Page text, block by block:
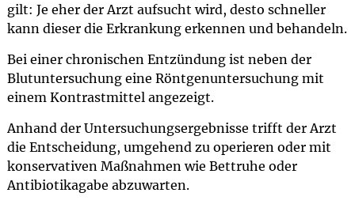
gilt: Je eher der Arzt aufsucht wird, desto schneller
kann dieser die Erkrankung erkennen und behandeln.
Bei einer chronischen Entzündung ist neben der
Blutuntersuchung eine Röntgenuntersuchung mit
einem Kontrastmittel angezeigt.
Anhand der Untersuchungsergebnisse trifft der Arzt
die Entscheidung, umgehend zu operieren oder mit
konservativen Maßnahmen wie Bettruhe oder
Antibiotikagabe abzuwarten.